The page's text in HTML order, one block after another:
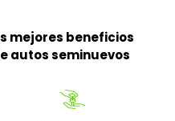
mejores beneficios
autos seminuevos